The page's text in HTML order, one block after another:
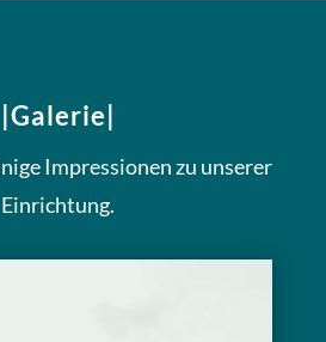
|Galerie|
Impressionen zu unserer
Einrichtung.